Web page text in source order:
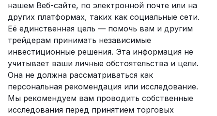
нашем Веб-сайте, по электронной почте или на
других платформах, таких как социальные сети.
Её единственная цель — помочь вам и другим
трейдерам принимать независимые
инвестиционные решения. Эта информация не
учитывает ваши личные обстоятельства и цели.
Она не должна рассматриваться как
персональная рекомендация или исследование.
Мы рекомендуем вам проводить собственные
исследования перед принятием торговых